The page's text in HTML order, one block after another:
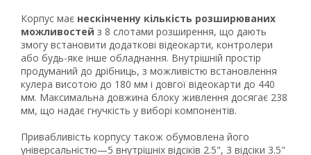
Корпус має нескінченну кількість розширюваних
можливостей з 8 слотами розширення, що дають
змогу встановити додаткові відеокарти, контролери
або будь-яке інше обладнання. Внутрішній простір
продуманий до дрібниць, з можливістю встановлення
кулера висотою до 180 мм і довгої відеокарти до 440
мм. Максимальна довжина блоку живлення досягає 238
мм, що надає гнучкість у виборі компонентів.
Привабливість корпусу також обумовлена його
універсальністю—5 внутрішніх відсіків 2.5", 3 відсіки 3.5"